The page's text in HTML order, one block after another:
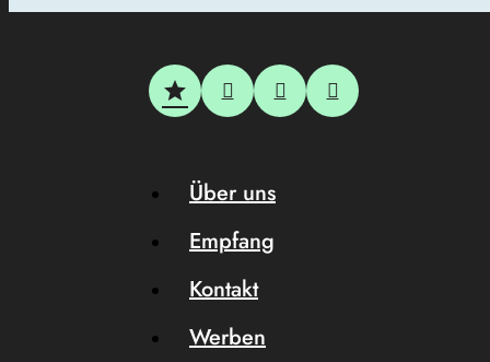
Über uns
Empfang
Kontakt
Werben